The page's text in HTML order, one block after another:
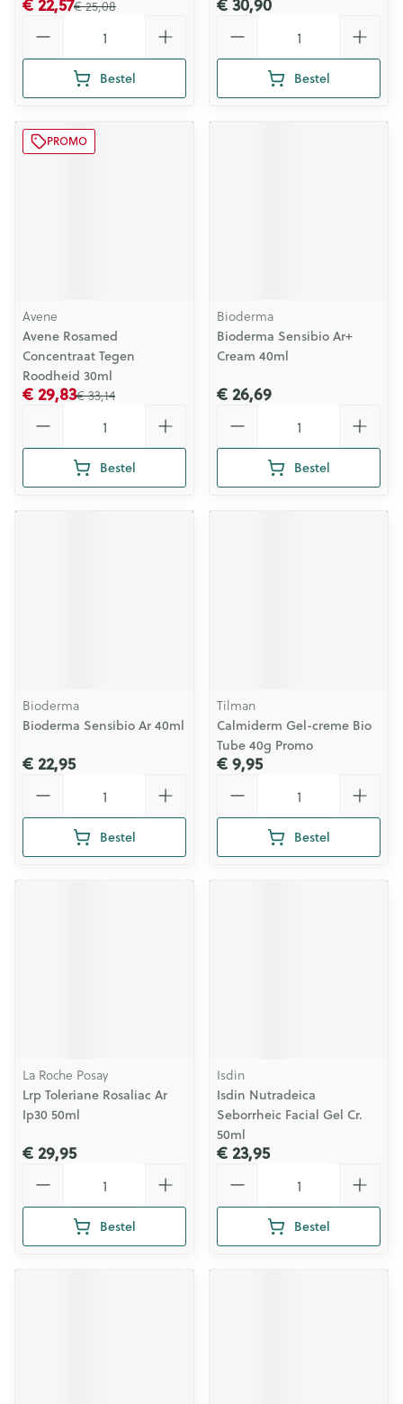
€ 25,08
Bestel Bestel
PROMO
Avene
Avene Rosamed
Concentraat Tegen
Roodheid 30ml
€ 33,14
€ 29,83
Bestel
Bioderma
Bioderma Sensibio Ar+
Cream 40ml
€ 26,69
Bestel
Bioderma
Bioderma Sensibio Ar 40ml
€ 22,95
Bestel
Tilman
Calmiderm Gel-creme Bio
Tube 40g Promo
€ 9,95
Bestel
La Roche Posay
Lrp Toleriane Rosaliac Ar
Ip30 50ml
€ 29,95
Bestel
Isdin
Isdin Nutradeica
Seborrheic Facial Gel Cr.
50ml
€ 23,95
Bestel